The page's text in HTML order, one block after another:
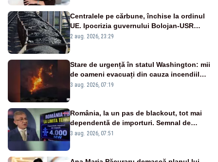
Centralele pe cărbune, închise la ordinul
UE. Ipocrizia guvernului Bolojan-USR
după starea de alertă
2 aug. 2026, 23:29
Stare de urgență în statul Washington: mii
de oameni evacuați din cauza incendiilor
puternice de vegetație
3 aug. 2026, 07:19
România, la un pas de blackout, tot mai
dependentă de importuri. Semnal de
alarmă tras de un expert în energie
3 aug. 2026, 07:51